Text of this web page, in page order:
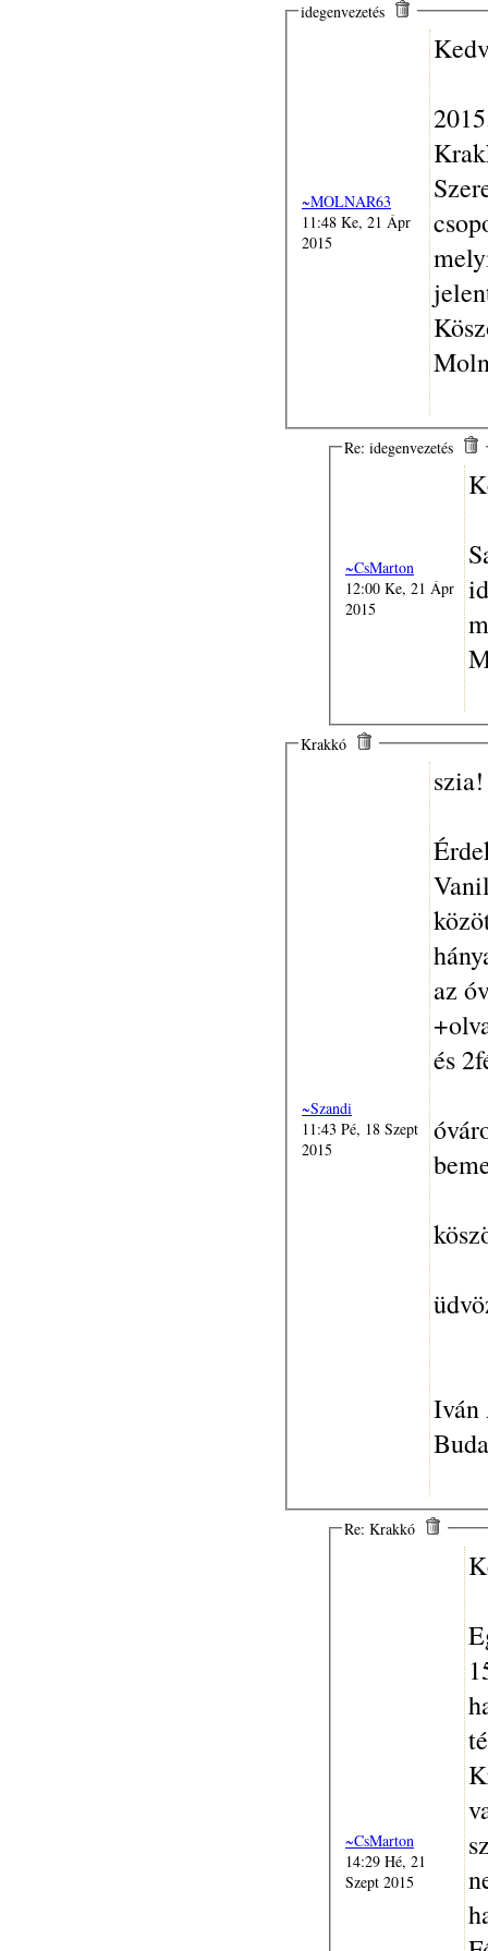
idegenvezetés
~MOLNAR63
11:48 Ke, 21 Ápr
2015
Re: idegenvezetés
~CsMarton
12:00 Ke, 21 Ápr
2015
Krakkó
~Szandi
11:43 Pé, 18 Szept
2015
szia!
az
és
Iván
Re: Krakkó
~CsMarton
14:29 Hé, 21
Szept 2015